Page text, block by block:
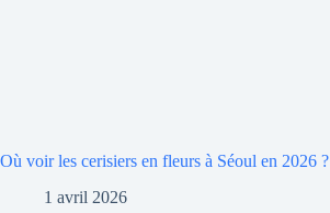
Où voir les cerisiers en fleurs à Séoul en 2026 ?
1 avril 2026